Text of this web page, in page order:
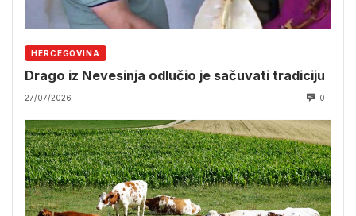
HERCEGOVINA
Drago iz Nevesinja odlučio je sačuvati tradiciju
27/07/2026 0